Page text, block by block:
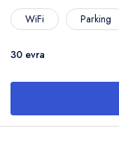
WiFi Parking
30 evra